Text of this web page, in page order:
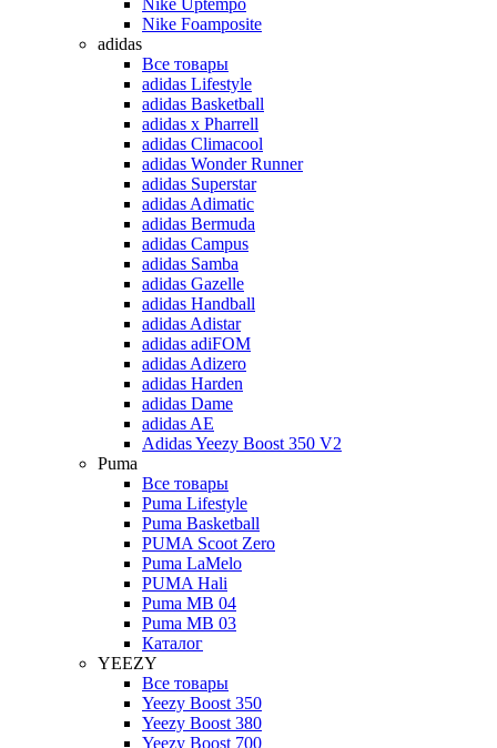
Nike Uptempo
Nike Foamposite
adidas
Все товары
adidas Lifestyle
adidas Basketball
adidas x Pharrell
adidas Climacool
adidas Wonder Runner
adidas Superstar
adidas Adimatic
adidas Bermuda
adidas Campus
adidas Samba
adidas Gazelle
adidas Handball
adidas Adistar
adidas adiFOM
adidas Adizero
adidas Harden
adidas Dame
adidas AE
Adidas Yeezy Boost 350 V2
Puma
Все товары
Puma Lifestyle
Puma Basketball
PUMA Scoot Zero
Puma LaMelo
PUMA Hali
Puma MB 04
Puma MB 03
Каталог
YEEZY
Все товары
Yeezy Boost 350
Yeezy Boost 380
Yeezy Boost 700